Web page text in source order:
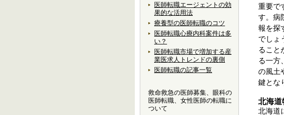
医師転職エージェントの効
果的な活用法
療養型の医師転職のコツ
医師転職心療内科案件は多
い？
医師転職市場で増加する産
業医求人トレンドの裏側
医師転職の記事一覧
救命救急の医師募集、眼科の
医師転職、女性医師の転職に
ついて
重要で
す。病
報を探
でしょ
ること
る一方
の風土
鍵とな
北海道
北海道